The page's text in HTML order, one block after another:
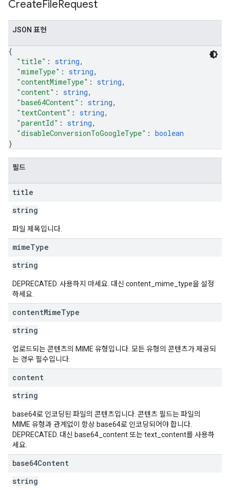
CreateFileRequest
JSON 표현
{
"title" : string,
"mimeType" : string,
"contentMimeType" : string,
"content" : string,
"base64Content" : string,
"textContent" : string,
"parentId" : string,
"disableConversionToGoogleType" : boolean
}
필드
title
string
파일 제목입니다.
mimeType
string
DEPRECATED. 사용하지 마세요. 대신 content_mime_type을 설정
하세요.
contentMimeType
string
업로드되는 콘텐츠의 MIME 유형입니다. 모든 유형의 콘텐츠가 제공되
는 경우 필수입니다.
content
string
base64로 인코딩된 파일의 콘텐츠입니다. 콘텐츠 필드는 파일의
MIME 유형과 관계없이 항상 base64로 인코딩되어야 합니다.
DEPRECATED. 대신 base64_content 또는 text_content를 사용하
세요.
base64Content
string